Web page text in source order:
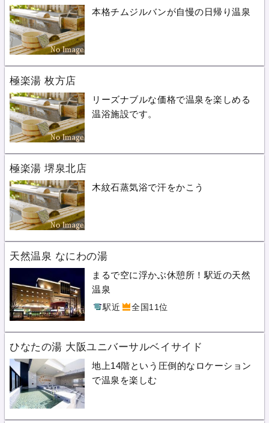
本格チムジルバンが自慢の日帰り温泉
極楽湯 枚方店
リーズナブルな価格で温泉を楽しめる
温浴施設です。
極楽湯 堺泉北店
木紋石蒸気浴で汗をかこう
天然温泉 なにわの湯
まるで空に浮かぶ休憩所！駅近の天然
温泉
駅近 全国11位
ひなたの湯 大阪ユニバーサルベイサイド
地上14階という圧倒的なロケーション
で温泉を楽しむ